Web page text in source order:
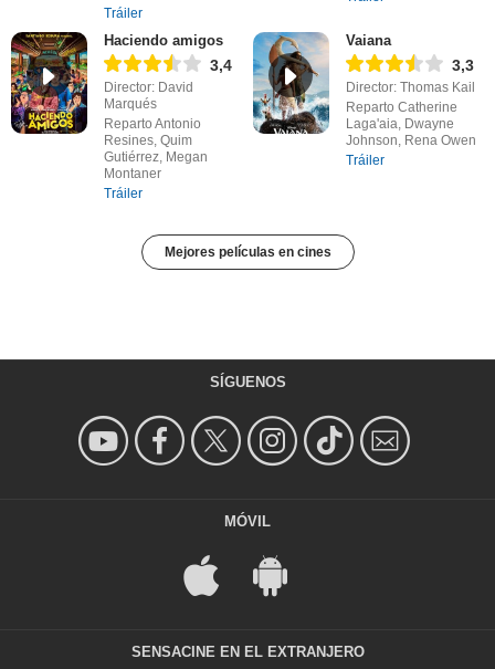
Tráiler
Haciendo amigos
3,4
Director: David
Marqués
Reparto Antonio
Resines, Quim
Gutiérrez, Megan
Montaner
Tráiler
Vaiana
3,3
Director: Thomas Kail
Reparto Catherine
Laga'aia, Dwayne
Johnson, Rena Owen
Tráiler
Mejores películas en cines
SÍGUENOS
MÓVIL
SENSACINE EN EL EXTRANJERO